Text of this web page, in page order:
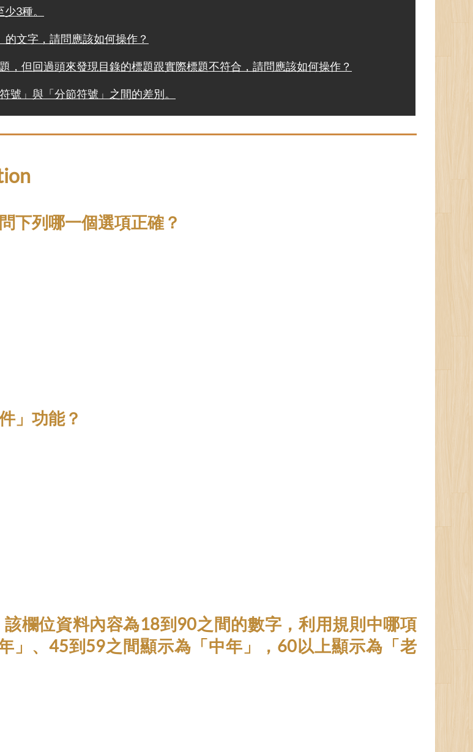
3種。
文字，請問應該如何操作？
，但回過頭來發現目錄的標題跟實際標題不符合，請問應該如何操作？
號」與「分節符號」之間的差別。
下列哪一個選項正確？
」功能？
欄位資料內容為18到90之間的數字，利用規則中哪項
」、45到59之間顯示為「中年」，60以上顯示為「老